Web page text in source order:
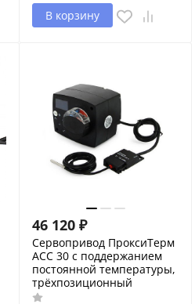
В корзину
46 120 ₽
Сервопривод ПроксиТерм
AСС 30 с поддержанием
постоянной температуры,
трёхпозиционный